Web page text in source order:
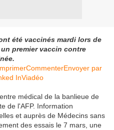
été vaccinés mardi lors de
premier vaccin contre
CommenterEnvoyer par
InViadéo
médical de la banlieue de
de l'AFP. Information
et auprès de Médecins sans
des essais le 7 mars, une